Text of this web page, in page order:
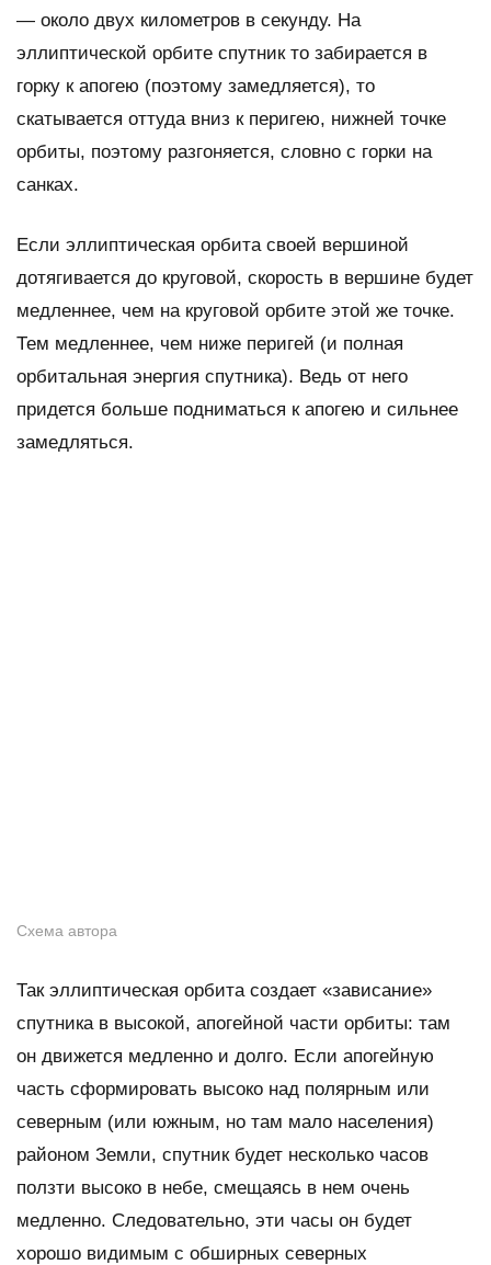
— около двух километров в секунду. На
эллиптической орбите спутник то забирается в
горку к апогею (поэтому замедляется), то
скатывается оттуда вниз к перигею, нижней точке
орбиты, поэтому разгоняется, словно с горки на
санках.
Если эллиптическая орбита своей вершиной
дотягивается до круговой, скорость в вершине будет
медленнее, чем на круговой орбите этой же точке.
Тем медленнее, чем ниже перигей (и полная
орбитальная энергия спутника). Ведь от него
придется больше подниматься к апогею и сильнее
замедляться.
Схема автора
Так эллиптическая орбита создает «зависание»
спутника в высокой, апогейной части орбиты: там
он движется медленно и долго. Если апогейную
часть сформировать высоко над полярным или
северным (или южным, но там мало населения)
районом Земли, спутник будет несколько часов
ползти высоко в небе, смещаясь в нем очень
медленно. Следовательно, эти часы он будет
хорошо видимым с обширных северных